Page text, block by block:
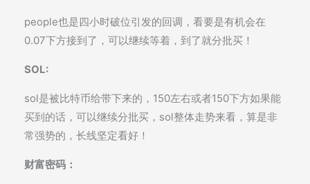
people也是四小时破位引发的回调，看要是有机会在
0.07下方接到了，可以继续等着，到了就分批买！
SOL:
sol是被比特币给带下来的，150左右或者150下方如果能
买到的话，可以继续分批买，sol整体走势来看，算是非
常强势的，长线坚定看好！
财富密码：